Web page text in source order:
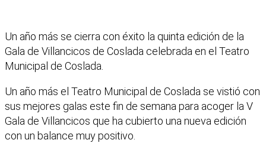
Un año más se cierra con éxito la quinta edición de la
Gala de Villancicos de Coslada celebrada en el Teatro
Municipal de Coslada.
Un año más el Teatro Municipal de Coslada se vistió con
sus mejores galas este fin de semana para acoger la V
Gala de Villancicos que ha cubierto una nueva edición
con un balance muy positivo.